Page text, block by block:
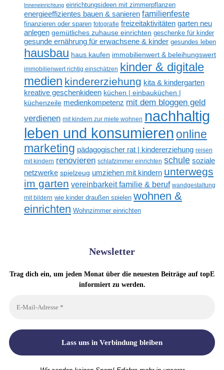
Inneneinrichtung einrichtungsideen mit zimmerpflanzen
energieeffizientes bauen & sanieren familienfeste
finanzieren oder sparen fotografie freizeitaktivitäten garten neu
anlegen gemütliches zuhause einrichten geschenke für kinder
gesunde ernährung für erwachsene & kinder gesundes leben
hausbau haus kaufen immobilienwert & beleihungswert
immobilienwert richtig einschätzen kinder & digitale
medien kindererziehung kita & kindergarten
kreative geschenkideen küchen | einbauküchen |
küchenzeile medienkompetenz mit dem bloggen geld
verdienen mit kindern zur miete wohnen nachhaltig
leben und konsumieren online
marketing pädagogischer rat | kindererziehung reisen
mit kindern renovieren schlafzimmer einrichten schule soziale
netzwerke spielzeug umziehen mit kindern unterwegs
im garten vereinbarkeit familie & beruf wandgestaltung
mit bildern wie kinder draußen spielen wohnen &
einrichten Wohnzimmer einrichten
Newsletter
Trag dich ein, um jeden Monat über die neuesten Beiträge auf topE
informiert zu werden.